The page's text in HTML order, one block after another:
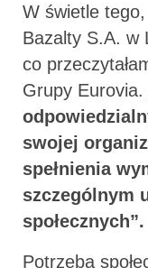
W świetle
Bazalty S.A. w
co
Grupy Eurovia.
swojej
spełnienia
szczególnym
społecznych”.
Potrzebą